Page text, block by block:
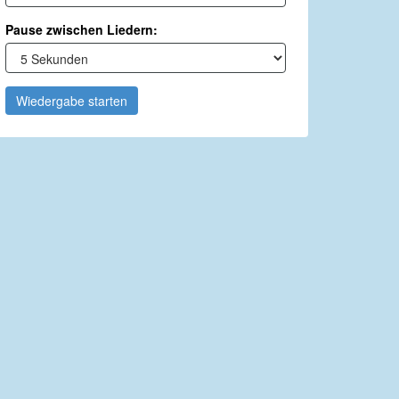
Pause zwischen Liedern:
Wiedergabe starten